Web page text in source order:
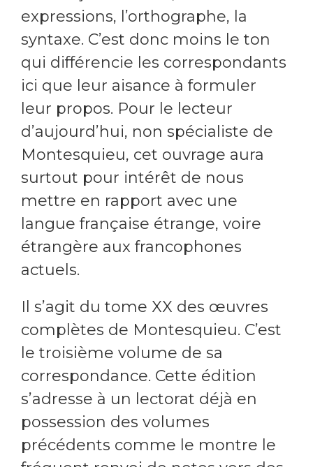
expressions, l’orthographe, la
syntaxe. C’est donc moins le ton
qui différencie les correspondants
ici que leur aisance à formuler
leur propos. Pour le lecteur
d’aujourd’hui, non spécialiste de
Montesquieu, cet ouvrage aura
surtout pour intérêt de nous
mettre en rapport avec une
langue française étrange, voire
étrangère aux francophones
actuels.
Il s’agit du tome XX des œuvres
complètes de Montesquieu. C’est
le troisième volume de sa
correspondance. Cette édition
s’adresse à un lectorat déjà en
possession des volumes
précédents comme le montre le